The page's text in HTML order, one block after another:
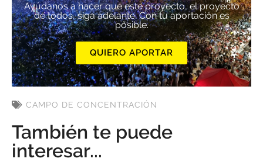
Ayúdanos a hacer que este proyecto, el proyecto
de todos, siga adelante. Con tu aportación es
posible.
QUIERO APORTAR
CAMPO DE CONCENTRACIÓN
También te puede
interesar...